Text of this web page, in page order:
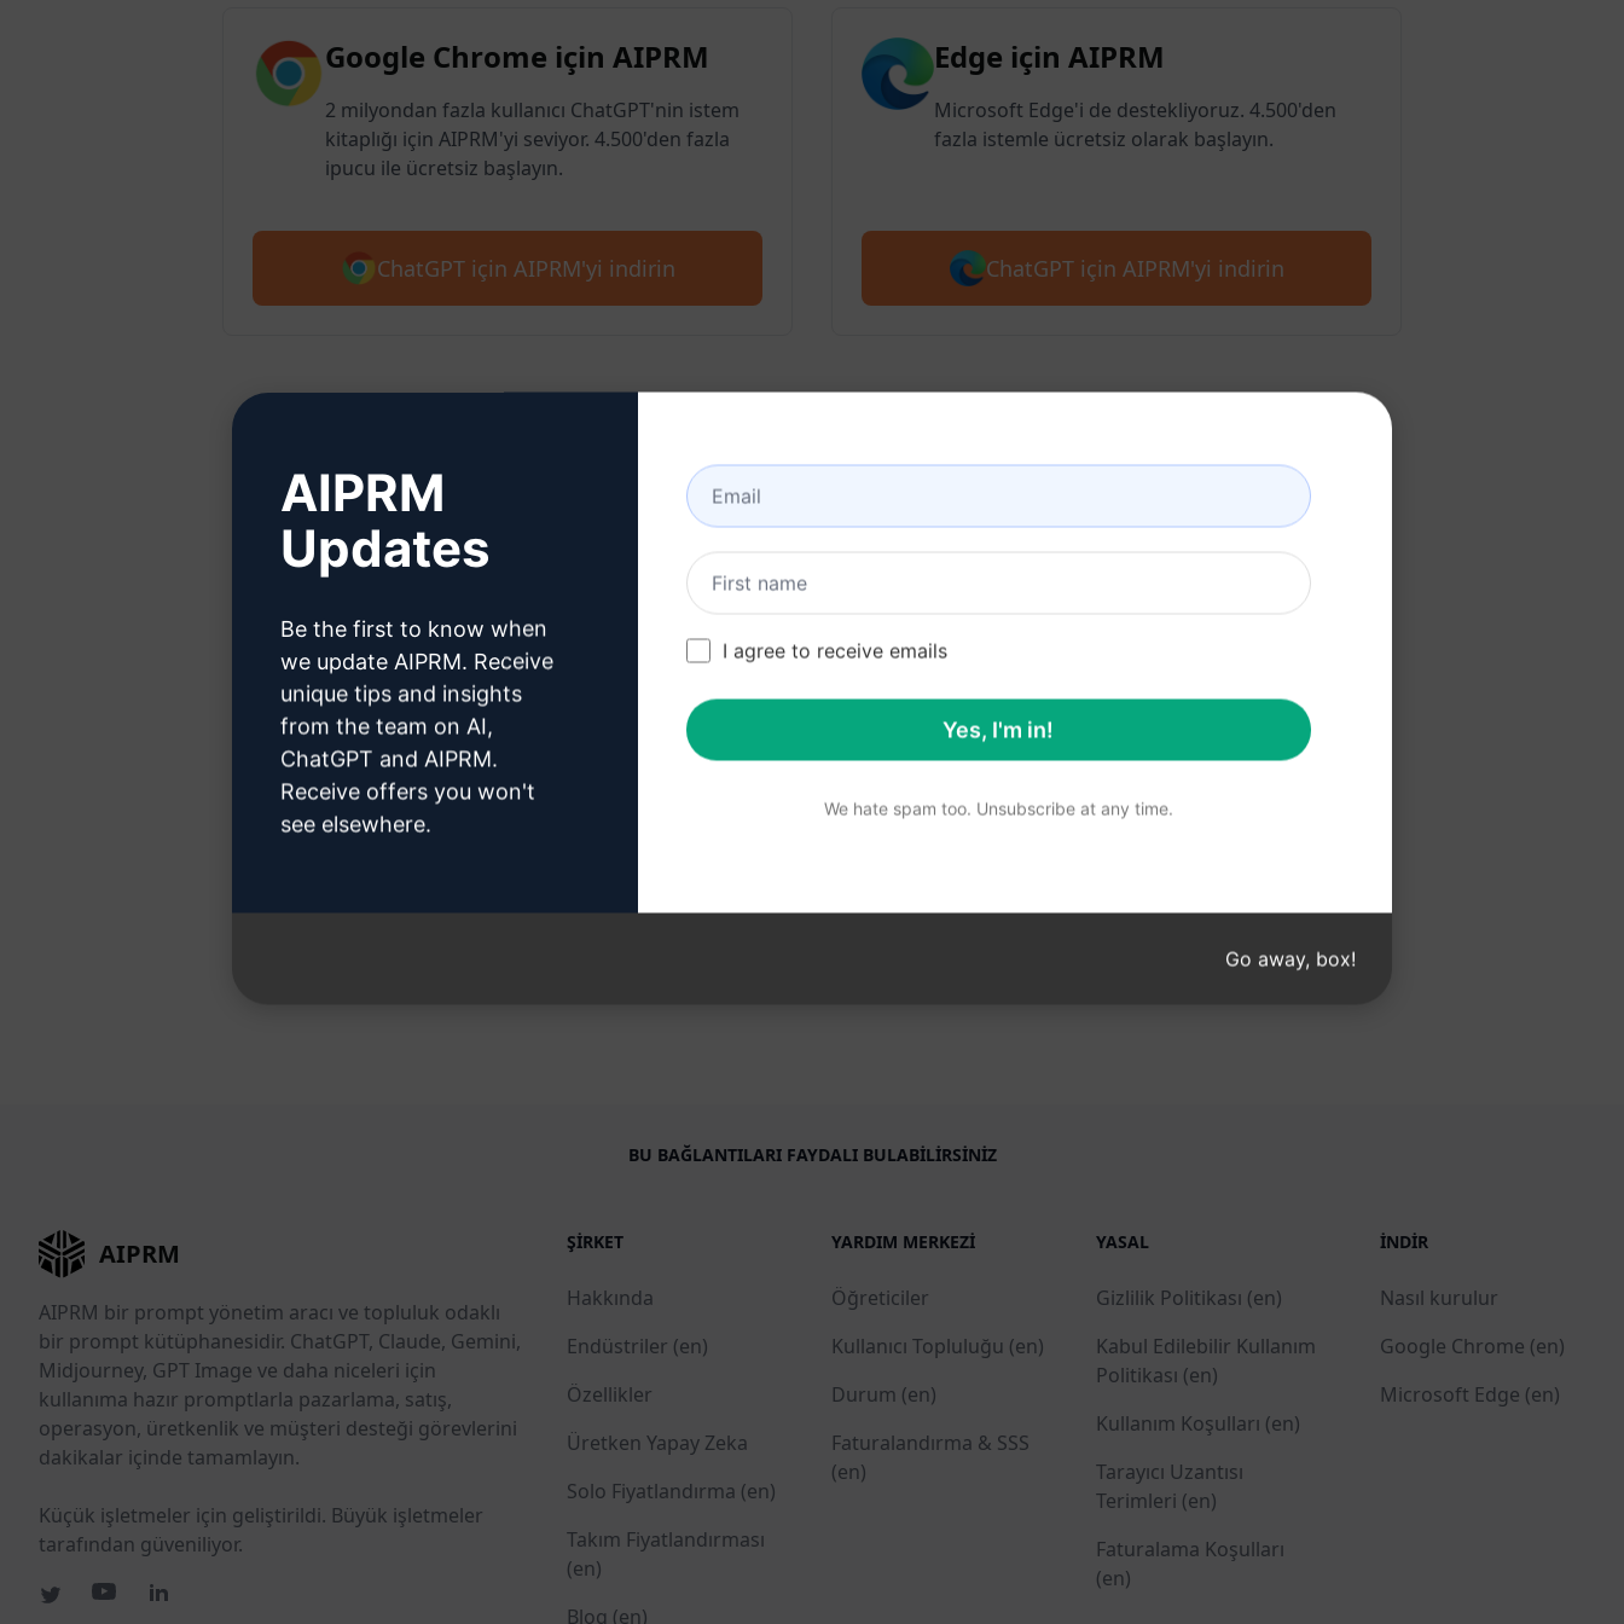
Google Chrome için AIPRM
2 milyondan fazla kullanıcı ChatGPT'nin istem
kitaplığı için AIPRM'yi seviyor. 4.500'den fazla
ipucu ile ücretsiz başlayın.
ChatGPT için AIPRM'yi indirin
Edge için AIPRM
Microsoft Edge'i de destekliyoruz. 4.500'den
fazla istemle ücretsiz olarak başlayın.
ChatGPT için AIPRM'yi indirin
Adım 2 : Bir ChatGPT Hesabı Oluşturun
ChatGPT hesabının nasıl oluşturulacağını öğrenmek için buraya
tıklayın
Adım 3: ChatGPT'nizdeki İstemi Kullanın
BU BAĞLANTILARI FAYDALI BULABILIRSINIZ
AIPRM
AIPRM bir prompt yönetim aracı ve topluluk odaklı
bir prompt kütüphanesidir. ChatGPT, Claude, Gemini,
Midjourney, GPT Image ve daha niceleri için
kullanıma hazır promptlarla pazarlama, satış,
operasyon, üretkenlik ve müşteri desteği görevlerini
dakikalar içinde tamamlayın.
Küçük işletmeler için geliştirildi. Büyük işletmeler
tarafından güveniliyor.
ŞIRKET
Hakkında
Endüstriler (en)
Özellikler
Üretken Yapay Zeka
Solo Fiyatlandırma (en)
Takım Fiyatlandırması
(en)
Blog (en)
YARDIM MERKEZI
Öğreticiler
Kullanıcı Topluluğu (en)
Durum (en)
Faturalandırma & SSS
(en)
YASAL
Gizlilik Politikası (en)
Kabul Edilebilir Kullanım
Politikası (en)
Kullanım Koşulları (en)
Tarayıcı Uzantısı
Terimleri (en)
Faturalama Koşulları
(en)
İNDIR
Nasıl kurulur
Google Chrome (en)
Microsoft Edge (en)
AIPRM
Updates
Be the first to know when
we update AIPRM. Receive
unique tips and insights
from the team on AI,
ChatGPT and AIPRM.
Receive offers you won't
see elsewhere.
I agree to receive emails
Yes, I'm in!
We hate spam too. Unsubscribe at any time.
Go away, box!